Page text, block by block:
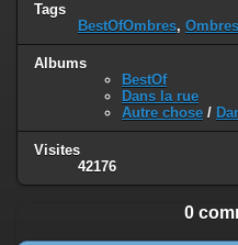
Tags
BestOfOmbres, Ombres
Albums
BestOf
Dans la rue
Autre chose /
Visites
42176
0